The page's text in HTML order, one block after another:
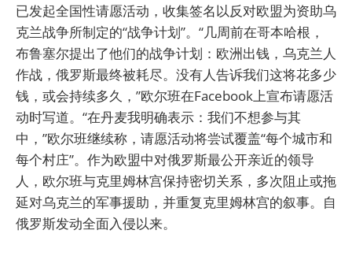
已发起全国性请愿活动，收集签名以反对欧盟为资助乌
克兰战争所制定的“战争计划”。“几周前在哥本哈根，
布鲁塞尔提出了他们的战争计划：欧洲出钱，乌克兰人
作战，俄罗斯最终被耗尽。没有人告诉我们这将花多少
钱，或会持续多久，”欧尔班在Facebook上宣布请愿活
动时写道。“在丹麦我明确表示：我们不想参与其
中，”欧尔班继续称，请愿活动将尝试覆盖“每个城市和
每个村庄”。作为欧盟中对俄罗斯最公开亲近的领导
人，欧尔班与克里姆林宫保持密切关系，多次阻止或拖
延对乌克兰的军事援助，并重复克里姆林宫的叙事。自
俄罗斯发动全面入侵以来。